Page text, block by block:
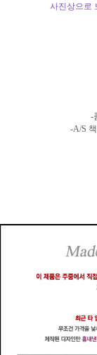
사진상으로
-
-A/S